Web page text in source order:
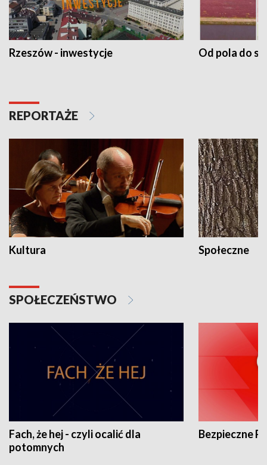
Rzeszów - inwestycje Od pola do
REPORTAŻE
Kultura Społeczne
SPOŁECZEŃSTWO
Fach, że hej - czyli ocalić dla
potomnych
Bezpieczne